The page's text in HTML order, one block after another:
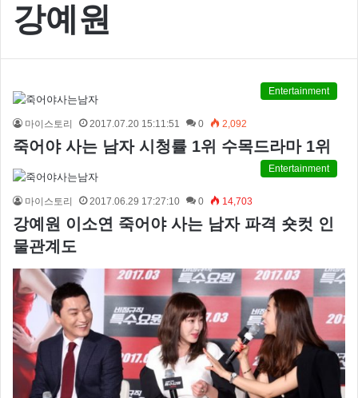
강예원
Entertainment
마이스토리 2017.07.20 15:11:51 0 2,092
죽어야 사는 남자 시청률 1위 수목드라마 1위
Entertainment
마이스토리 2017.06.29 17:27:10 0 14,703
강예원 이소연 죽어야 사는 남자 파격 숏컷 인
물관계도